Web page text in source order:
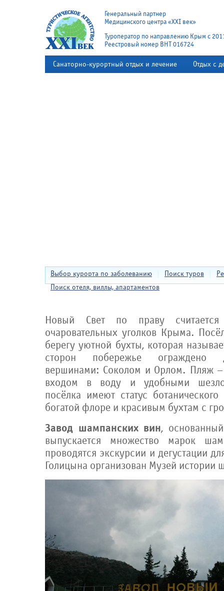
Генеральный партнер
Медицинского центра «XXI век»
Туроператор по направлению Крым с
Реестровый номер ВНТ 016724
Санаторно-курортный отдых и лечение Отдых с
Выбор курорта по заболеванию Поиск туров
Поиск отеля, виллы, апартаментов
Новый Свет по праву
очаровательных уголков Крыма.
берегу уютной бухты, которая
сторон побережье ограждено
вершинами: Соколом и Орлом. Пляж
входом в воду и удобными
посёлка имеют статус ботанического
богатой флоре и красивым бухтам с
Завод шампанских вин,
выпускается множество марок
проводятся экскурсии и дегустации
Голицына организован Музей истории